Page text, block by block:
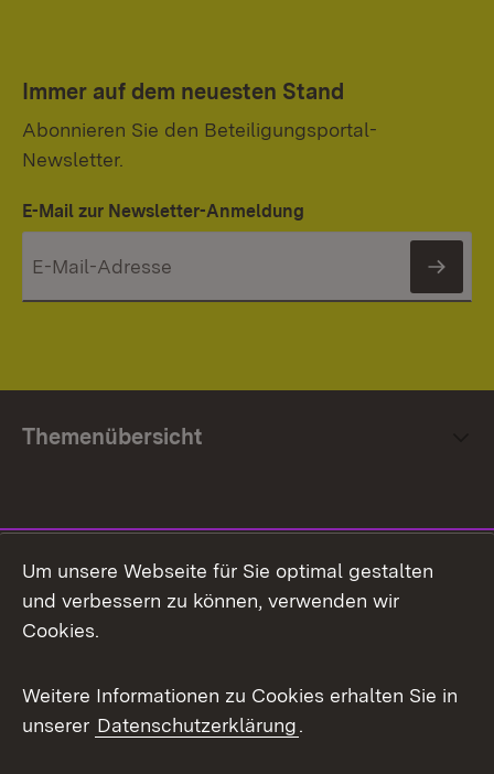
Immer auf dem neuesten Stand
Abonnieren Sie den Beteiligungsportal-
Newsletter.
E-Mail zur Newsletter-Anmeldung
Themenübersicht
Facebook
X / Twitter
Youtube
Um unsere Webseite für Sie optimal gestalten
und verbessern zu können, verwenden wir
Cookies.
Weitere Informationen zu Cookies erhalten Sie in
unserer Datenschutzerklärung.